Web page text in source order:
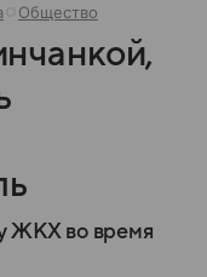
Общество
ЖКХ во время